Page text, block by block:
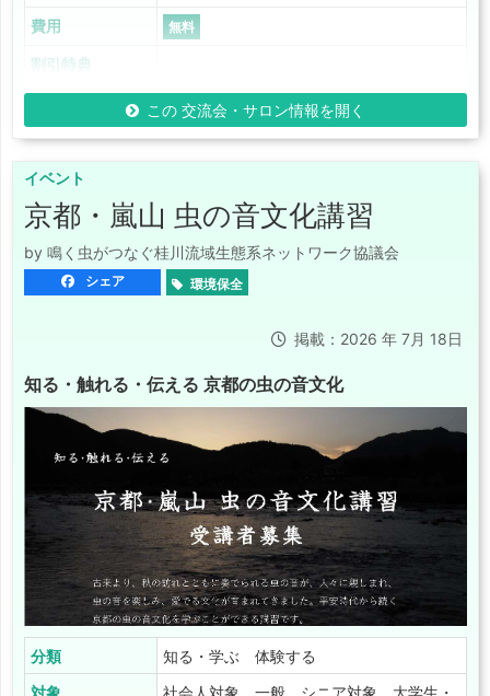
費用 無料
割引特典
この 交流会・サロン情報を開く
イベント
京都・嵐山 虫の音文化講習
by 鳴く虫がつなぐ桂川流域生態系ネットワーク協議会
シェア 環境保全
掲載：2026 年 7月 18日
知る・触れる・伝える 京都の虫の音文化
分類 知る・学ぶ 体験する